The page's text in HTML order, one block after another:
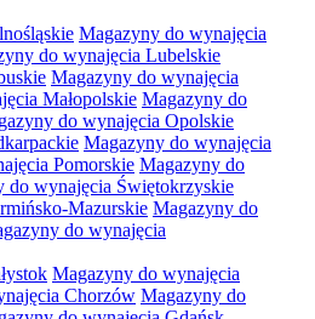
Magazyny do wynajęcia
do wynajęcia Lubelskie
Magazyny do wynajęcia
Małopolskie Magazyny do
do wynajęcia Opolskie
Magazyny do wynajęcia
Pomorskie Magazyny do
do wynajęcia Świętokrzyskie
Mazurskie Magazyny do
do wynajęcia
Magazyny do wynajęcia
Chorzów Magazyny do